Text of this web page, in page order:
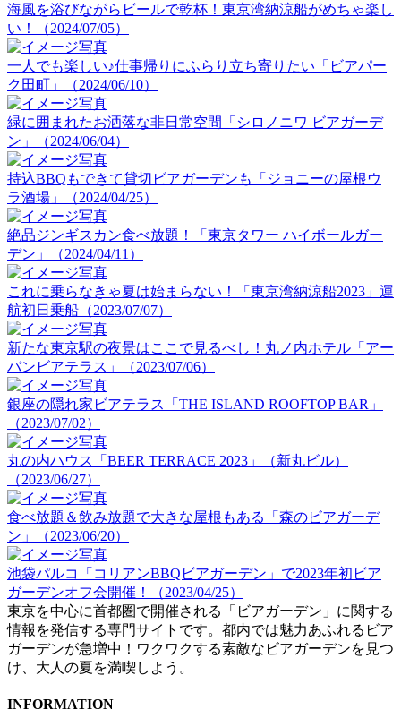
海風を浴びながらビールで乾杯！東京湾納涼船がめちゃ楽し
い！（2024/07/05）
一人でも楽しい♪仕事帰りにふらり立ち寄りたい「ビアパー
ク田町」（2024/06/10）
緑に囲まれたお洒落な非日常空間「シロノニワ ビアガーデ
ン」（2024/06/04）
持込BBQもできて貸切ビアガーデンも「ジョニーの屋根ウ
ラ酒場」（2024/04/25）
絶品ジンギスカン食べ放題！「東京タワー ハイボールガー
デン」（2024/04/11）
これに乗らなきゃ夏は始まらない！「東京湾納涼船2023」運
航初日乗船（2023/07/07）
新たな東京駅の夜景はここで見るべし！丸ノ内ホテル「アー
バンビアテラス」（2023/07/06）
銀座の隠れ家ビアテラス「THE ISLAND ROOFTOP BAR」
（2023/07/02）
丸の内ハウス「BEER TERRACE 2023」（新丸ビル）
（2023/06/27）
食べ放題＆飲み放題で大きな屋根もある「森のビアガーデ
ン」（2023/06/20）
池袋パルコ「コリアンBBQビアガーデン」で2023年初ビア
ガーデンオフ会開催！（2023/04/25）
東京を中心に首都圏で開催される「ビアガーデン」に関する
情報を発信する専門サイトです。都内では魅力あふれるビア
ガーデンが急増中！ワクワクする素敵なビアガーデンを見つ
け、大人の夏を満喫しよう。
INFORMATION